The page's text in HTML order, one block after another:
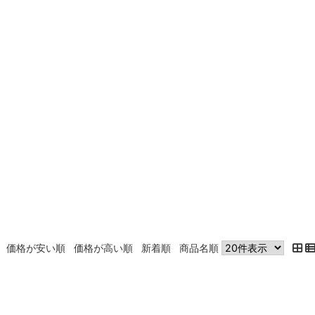
価格が安い順 価格が高い順 新着順 商品名順